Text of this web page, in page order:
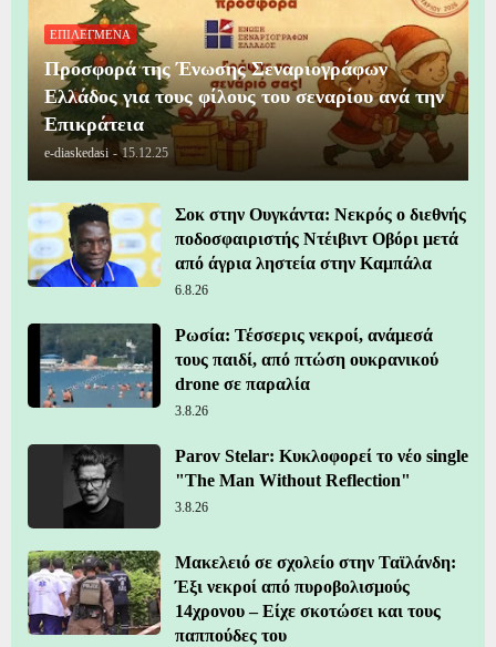
ΕΠΙΛΕΓΜΕΝΑ
Προσφορά της Ένωσης Σεναριογράφων
Ελλάδος για τους φίλους του σεναρίου ανά την
Επικράτεια
e-diaskedasi - 15.12.25
Σοκ στην Ουγκάντα: Νεκρός ο διεθνής
ποδοσφαιριστής Ντέιβιντ Οβόρι μετά
από άγρια ληστεία στην Καμπάλα
6.8.26
Ρωσία: Τέσσερις νεκροί, ανάμεσά
τους παιδί, από πτώση ουκρανικού
drone σε παραλία
3.8.26
Parov Stelar: Κυκλοφορεί το νέο single
"The Man Without Reflection"
3.8.26
Μακελειό σε σχολείο στην Ταϊλάνδη:
Έξι νεκροί από πυροβολισμούς
14χρονου – Είχε σκοτώσει και τους
παππούδες του